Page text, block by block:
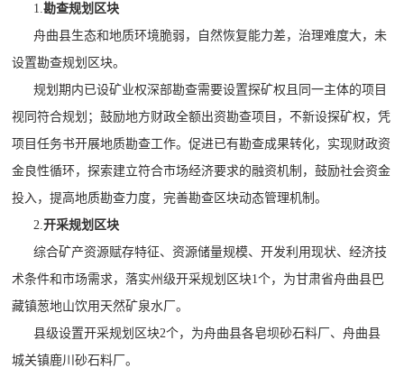
1.勘查规划区块
舟曲县生态和地质环境脆弱，自然恢复能力差，治理难度大，未
设置勘查规划区块。
规划期内已设矿业权深部勘查需要设置探矿权且同一主体的项目
视同符合规划；鼓励地方财政全额出资勘查项目，不新设探矿权，凭
项目任务书开展地质勘查工作。促进已有勘查成果转化，实现财政资
金良性循环，探索建立符合市场经济要求的融资机制，鼓励社会资金
投入，提高地质勘查力度，完善勘查区块动态管理机制。
2.开采规划区块
综合矿产资源赋存特征、资源储量规模、开发利用现状、经济技
术条件和市场需求，落实州级开采规划区块1个，为甘肃省舟曲县巴
藏镇葱地山饮用天然矿泉水厂。
县级设置开采规划区块2个，为舟曲县各皂坝砂石料厂、舟曲县
城关镇鹿川砂石料厂。